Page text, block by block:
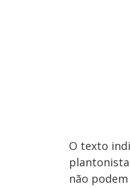
O texto
não